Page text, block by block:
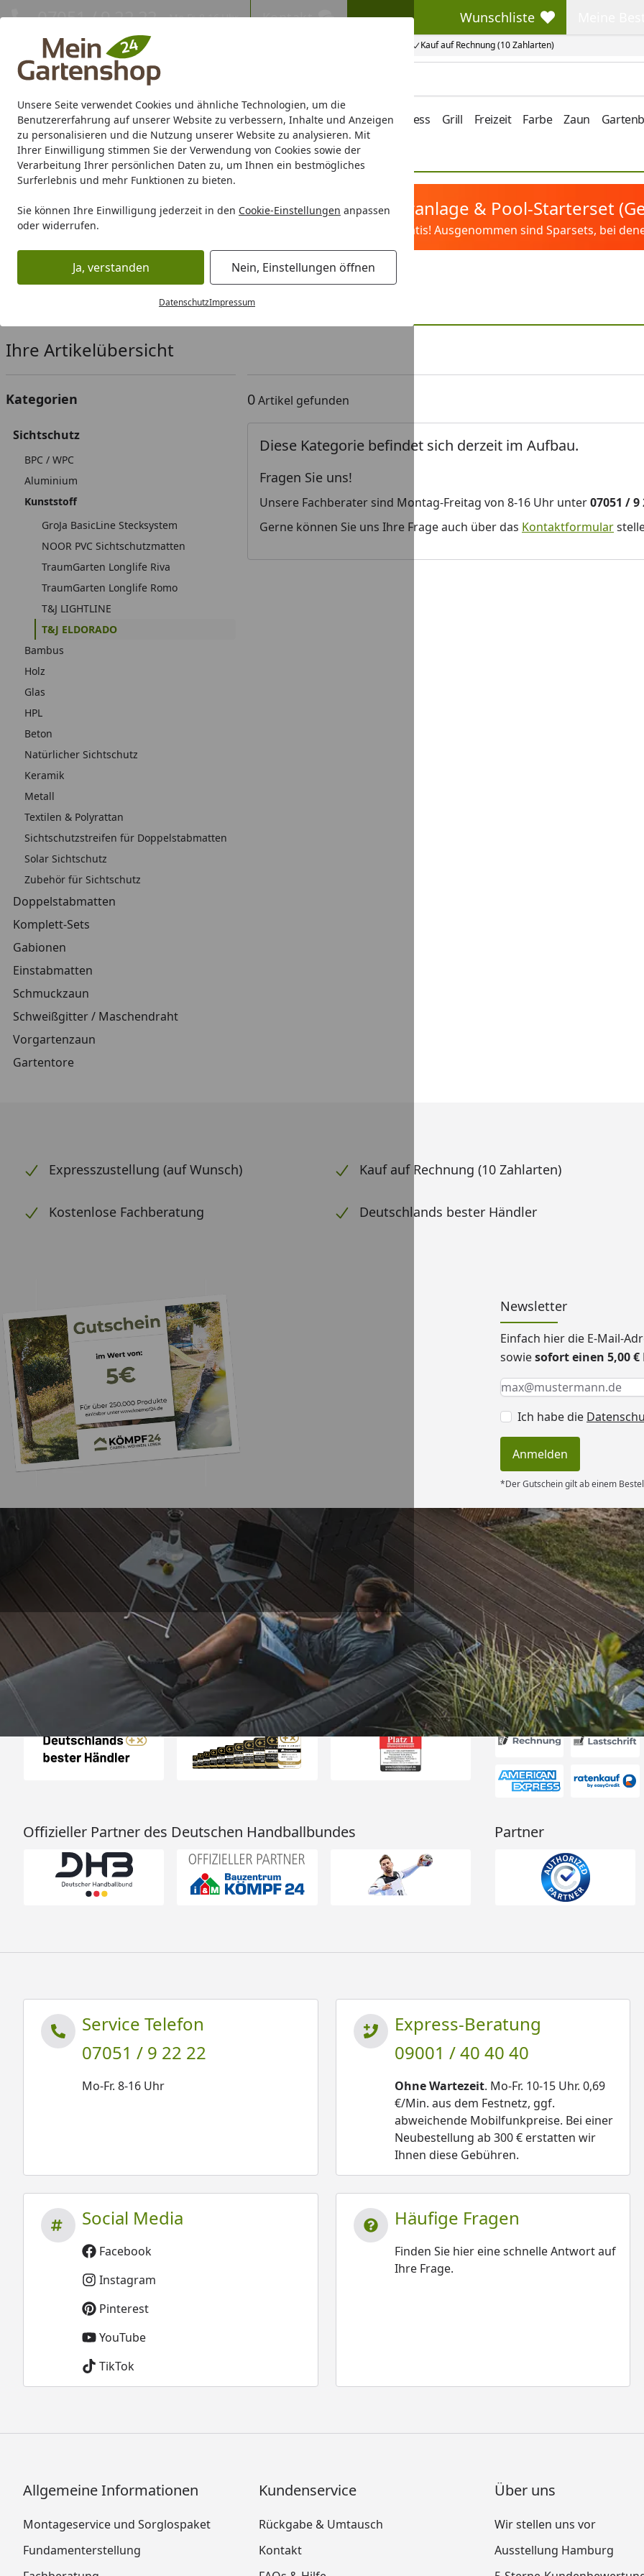
Unsere Seite verwendet Cookies und ähnliche Technologien, um die
Benutzererfahrung auf unserer Website zu verbessern, Inhalte und Anzeigen
zu personalisieren und die Nutzung unserer Website zu analysieren. Mit
Ihrer Einwilligung stimmen Sie der Verwendung von Cookies sowie der
Verarbeitung Ihrer persönlichen Daten zu, um Ihnen ein bestmögliches
Surferlebnis und mehr Funktionen zu bieten.
Sie können Ihre Einwilligung jederzeit in den Cookie-Einstellungen anpassen
oder widerrufen.
Ja, verstanden Nein, Einstellungen öffnen
DatenschutzImpressum
Eigene Montage-Teams Kauf auf Rechnung (10 Zahlarten)
07051 / 9 22 22 Mo-Fr. 8-16 Uhr Kontakt Wunschliste
Wunschliste
Gartenhaus Gerätehaus Gewächshaus Carport/Garage/Vordach Wellness Grill Freizeit Farbe Zaun
Marken Sale %
Karibu Pools inkl. gratis Sandfilteranlage & Pool-Starterset
Dein Traumpool im Sorglos-Paket: Filter&Pflege gratis! Ausgenommen sind Sparsets, bei
Startseite
Sichtschutz Kunststoff T&J ELDORADO
T&J ELDORADO
Ihre Artikelübersicht
Kategorien
Sichtschutz
BPC / WPC
Aluminium
Kunststoff
GroJa BasicLine Stecksystem
NOOR PVC Sichtschutzmatten
TraumGarten Longlife Riva
TraumGarten Longlife Romo
T&J LIGHTLINE
T&J ELDORADO
Bambus
Holz
Glas
HPL
Beton
Natürlicher Sichtschutz
Keramik
Metall
Textilen & Polyrattan
Sichtschutzstreifen für Doppelstabmatten
Solar Sichtschutz
Zubehör für Sichtschutz
Doppelstabmatten
Komplett-Sets
Gabionen
Einstabmatten
Schmuckzaun
Schweißgitter / Maschendraht
Vorgartenzaun
Gartentore
0Artikel gefunden
Diese Kategorie befindet sich derzeit im Aufbau.
Fragen Sie uns!
Unsere Fachberater sind Montag-Freitag von 8-16 Uhr unter07051 / 9
Gerne können Sie uns Ihre Frage auch über das Kontaktformular
Expresszustellung (auf Wunsch) Kauf auf Rechnung (10 Zahlarten)
Kostenlose Fachberatung Deutschlands bester Händler
Newsletter
Einfach hier die E-Mail-
sowiesofort einen 5,00
Keine Eingabe erforderlich
Eingabe erforderlich
E-Mail *
Ich habe die
Anmelden
*Der Gutschein gilt ab einem
Trusted Shops
4,83/ 5
16.898 Bewertungen
„Das Preis/Leistungsverhältnis
war gut“
04.08.2026
Versand
Auszeichnungen Akzeptierte
Offizieller Partner des Deutschen Handballbundes Partner
Service Telefon
07051 / 9 22 22
Mo-Fr. 8-16 Uhr
Express-Beratung
09001 / 40 40 40
Ohne Wartezeit. Mo-Fr. 10-15 Uhr. 0,69
€/Min. aus dem Festnetz, ggf.
abweichende Mobilfunkpreise. Bei einer
Neubestellung ab 300 € erstatten wir
Ihnen diese Gebühren.
Social Media
Facebook
Instagram
Pinterest
YouTube
TikTok
Häufige Fragen
Finden Sie hier eine schnelle Antwort auf
Ihre Frage.
Allgemeine Informationen
Montageservice und Sorglospaket
Fundamenterstellung
Kundenservice
Rückgabe & Umtausch
Kontakt
Über uns
Wir stellen uns vor
Ausstellung Hamburg